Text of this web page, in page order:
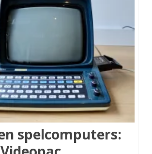
spelcomputers: